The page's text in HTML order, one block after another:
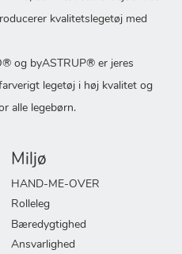
kvalitetslegetøj med
og byASTRUP® er jeres
legetøj i høj kvalitet og
alle legebørn.
Miljø
HAND-ME-OVER
Rolleleg
Bæredygtighed
Ansvarlighed